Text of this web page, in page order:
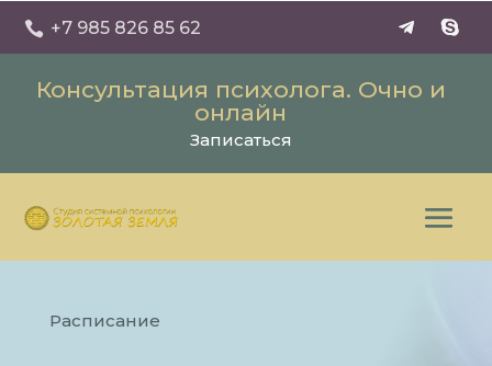
 +7 985 826 85 62
Консультация психолога. Очно и
онлайн
Записаться
Расписание